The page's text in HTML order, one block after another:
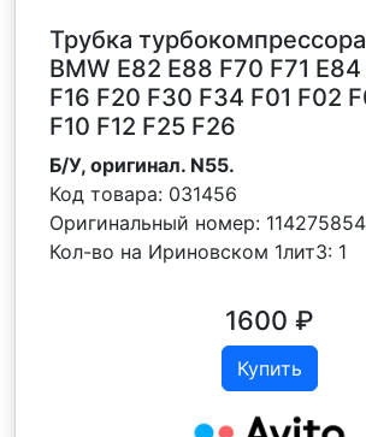
Трубка
BMW E82 E88 F70 F71
F16 F20 F30 F34 F01 F02
F10 F12 F25 F26
Б/У, оригинал. N55.
Код товара: 031456
Оригинальный номер:
Кол-во на Ириновском 1лит3: 1
1600 ₽
Купить